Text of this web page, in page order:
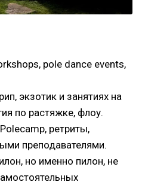
pole dance events,
экзотик и занятиях на
по растяжке, флоу.
ретриты,
преподавателями.
но именно пилон, не